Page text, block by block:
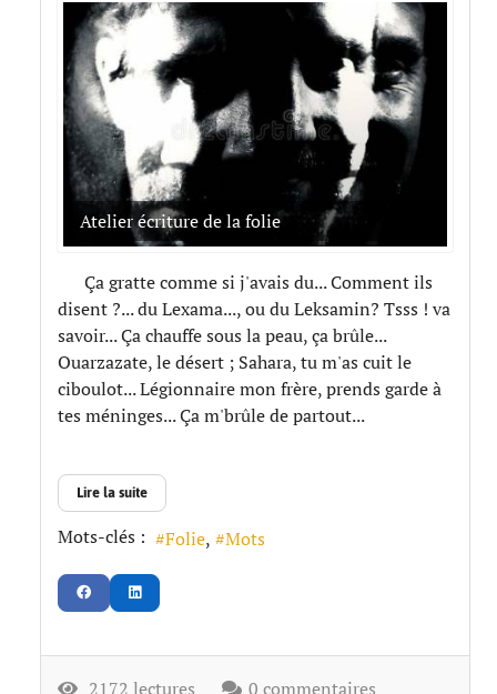
Atelier écriture de la folie
Ça gratte comme si j'avais du... Comment ils
disent ?... du Lexama..., ou du Leksamin? Tsss ! va
savoir... Ça chauffe sous la peau, ça brûle...
Ouarzazate, le désert ; Sahara, tu m'as cuit le
ciboulot... Légionnaire mon frère, prends garde à
tes méninges... Ça m'brûle de partout...
Lire la suite
Mots-clés : Folie Mots
2172 lectures 0 commentaires